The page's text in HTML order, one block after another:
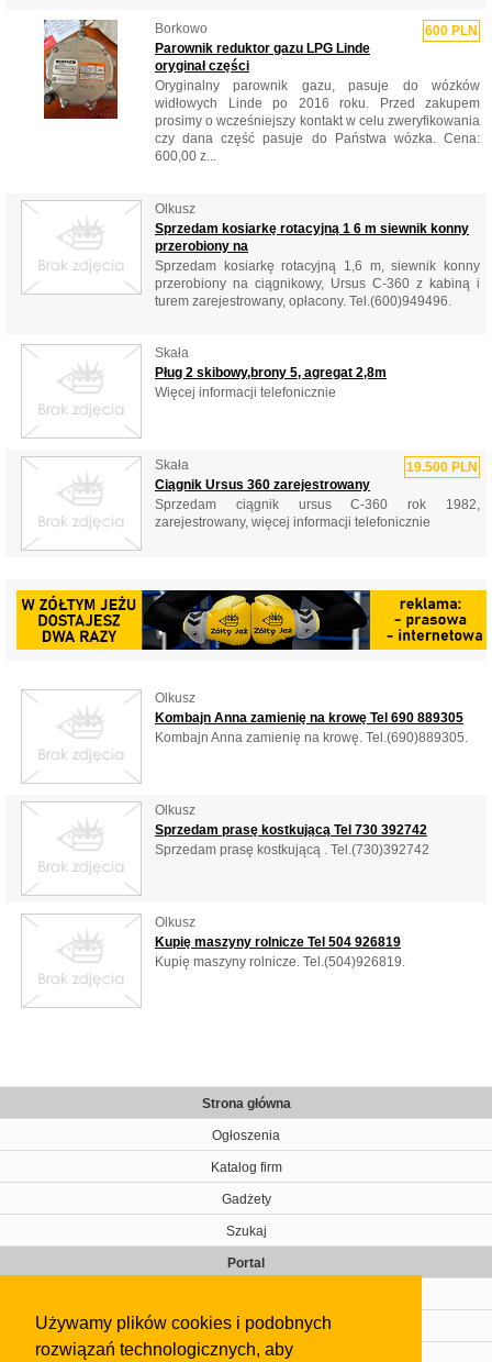
Używamy plików cookies i podobnych
rozwiązań technologicznych, aby
600 PLN
Borkowo
Parownik reduktor gazu LPG Linde
oryginał części
Oryginalny parownik gazu, pasuje do wózków
widłowych Linde po 2016 roku. Przed zakupem
prosimy o wcześniejszy kontakt w celu zweryfikowania
czy dana część pasuje do Państwa wózka. Cena:
600,00 z...
Olkusz
Sprzedam kosiarkę rotacyjną 1 6 m siewnik konny
przerobiony na
Sprzedam kosiarkę rotacyjną 1,6 m, siewnik konny
przerobiony na ciągnikowy, Ursus C-360 z kabiną i
turem zarejestrowany, opłacony. Tel.(600)949496.
Skała
Pług 2 skibowy,brony 5, agregat 2,8m
Więcej informacji telefonicznie
19.500 PLN
Skała
Ciągnik Ursus 360 zarejestrowany
Sprzedam ciągnik ursus C-360 rok 1982,
zarejestrowany, więcej informacji telefonicznie
Olkusz
Kombajn Anna zamienię na krowę Tel 690 889305
Kombajn Anna zamienię na krowę. Tel.(690)889305.
Olkusz
Sprzedam prasę kostkującą Tel 730 392742
Sprzedam prasę kostkującą . Tel.(730)392742
Olkusz
Kupię maszyny rolnicze Tel 504 926819
Kupię maszyny rolnicze. Tel.(504)926819.
Strona główna
Ogłoszenia
Katalog firm
Gadżety
Szukaj
Portal
Kontakt